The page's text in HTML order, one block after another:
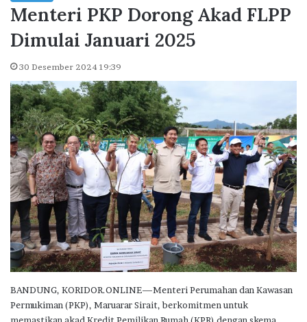
Menteri PKP Dorong Akad FLPP
Dimulai Januari 2025
30 Desember 2024 19:39
BANDUNG, KORIDOR.ONLINE—Menteri Perumahan dan Kawasan
Permukiman (PKP), Maruarar Sirait, berkomitmen untuk